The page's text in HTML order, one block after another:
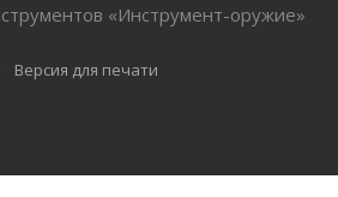
«Инструмент-оружие»
Версия для печати